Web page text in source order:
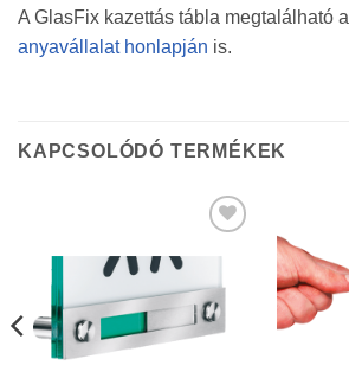
A GlasFix kazettás tábla megtalálható a
anyavállalat honlapján is.
KAPCSOLÓDÓ TERMÉKEK